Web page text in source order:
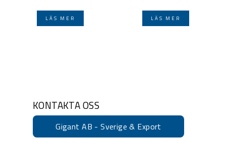
LÄS MER LÄS MER
KONTAKTA OSS
Gigant AB - Sverige & Export